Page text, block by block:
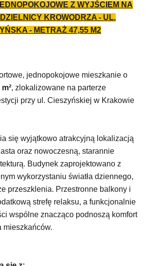
Z WYJŚCIEM NA
KROWODRZA - UL.
- METRAŻ 47,55 M2
jednopokojowe mieszkanie o
, zlokalizowane na parterze
przy ul. Cieszyńskiej w Krakowie
się wyjątkowo atrakcyjną lokalizacją
oraz nowoczesną, starannie
Budynek zaprojektowano z
wykorzystaniu światła dziennego,
przeszklenia. Przestronne balkony i
strefę relaksu, a funkcjonalnie
wspólne znacząco podnoszą komfort
mieszkańców.